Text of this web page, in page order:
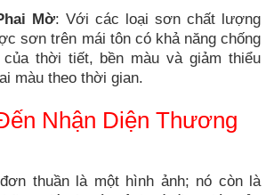
Mờ: Với các loại sơn chất lượng
sơn trên mái tôn có khả năng chống
thời tiết, bền màu và giảm thiểu
màu theo thời gian.
Nhận Diện Thương
thuần là một hình ảnh; nó còn là